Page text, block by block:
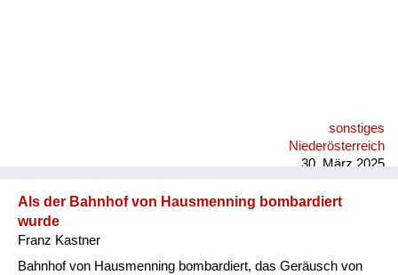
sonstiges
Niederösterreich
30. März 2025
Als der Bahnhof von Hausmenning bombardiert
wurde
Franz Kastner
Bahnhof von Hausmenning bombardiert, das Geräusch von